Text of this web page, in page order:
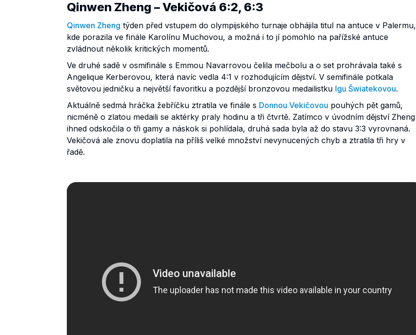
Qinwen Zheng – Vekičová 6:2, 6:3
Qinwen Zheng týden před vstupem do olympijského turnaje obhájila titul na antuce v Palermu,
kde porazila ve finále Karolínu Muchovou, a možná i to jí pomohlo na pařížské antuce
zvládnout několik kritických momentů.
Ve druhé sadě v osmifinále s Emmou Navarrovou čelila mečbolu a o set prohrávala také s
Angelique Kerberovou, která navíc vedla 4:1 v rozhodujícím dějství. V semifinále potkala
světovou jedničku a největší favoritku a pozdější bronzovou medailistku Igu Šwiatekovou.
Aktuálně sedmá hráčka žebříčku ztratila ve finále s Donnou Vekičovou pouhých pět gamů,
nicméně o zlatou medaili se aktérky praly hodinu a tři čtvrtě. Zatímco v úvodním dějství Zheng
ihned odskočila o tři gamy a náskok si pohlídala, druhá sada byla až do stavu 3:3 vyrovnaná.
Vekičová ale znovu doplatila na příliš velké množství nevynucených chyb a ztratila tři hry v
řadě.